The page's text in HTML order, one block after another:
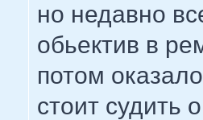
но недавно
обьектив в
потом
стоит судить